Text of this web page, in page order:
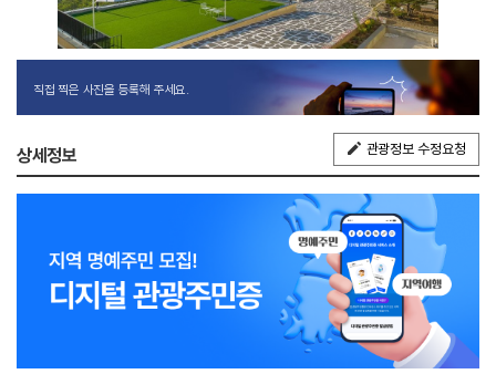
직접 찍은 사진을 등록해 주세요.
상세정보 관광정보 수정요청